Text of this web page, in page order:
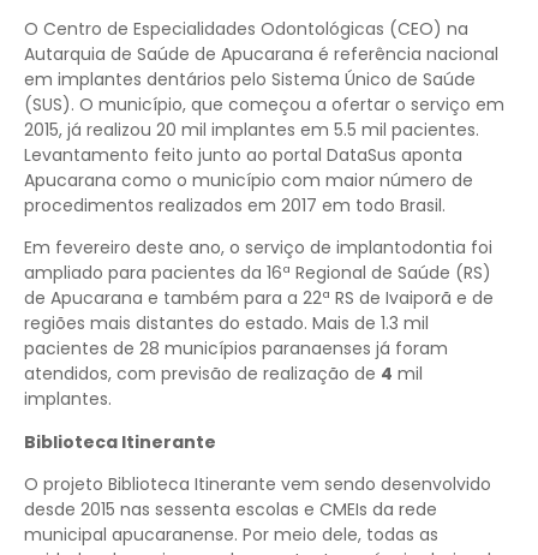
O Centro de Especialidades Odontológicas (CEO) na
Autarquia de Saúde de Apucarana é referência nacional
em implantes dentários pelo Sistema Único de Saúde
(SUS). O município, que começou a ofertar o serviço em
2015, já realizou 20 mil implantes em 5.5 mil pacientes.
Levantamento feito junto ao portal DataSus aponta
Apucarana como o município com maior número de
procedimentos realizados em 2017 em todo Brasil.
Em fevereiro deste ano, o serviço de implantodontia foi
ampliado para pacientes da 16ª Regional de Saúde (RS)
de Apucarana e também para a 22ª RS de Ivaiporã e de
regiões mais distantes do estado. Mais de 1.3 mil
pacientes de 28 municípios paranaenses já foram
atendidos, com previsão de realização de 4 mil
implantes.
Biblioteca Itinerante
O projeto Biblioteca Itinerante vem sendo desenvolvido
desde 2015 nas sessenta escolas e CMEIs da rede
municipal apucaranense. Por meio dele, todas as